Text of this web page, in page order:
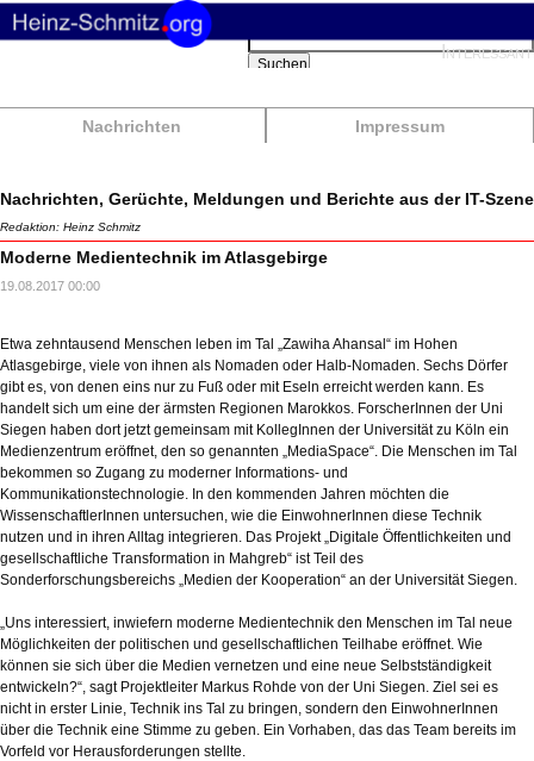
Nachrichten Impressum
Suchbegriffe
Suchen
Nachrichten, Gerüchte, Meldungen und Berichte aus der IT-Szene
Redaktion: Heinz Schmitz
Moderne Medientechnik im Atlasgebirge
19.08.2017 00:00
Etwa zehntausend Menschen leben im Tal „Zawiha Ahansal“ im Hohen
Atlasgebirge, viele von ihnen als Nomaden oder Halb-Nomaden. Sechs Dörfer
gibt es, von denen eins nur zu Fuß oder mit Eseln erreicht werden kann. Es
handelt sich um eine der ärmsten Regionen Marokkos. ForscherInnen der Uni
Siegen haben dort jetzt gemeinsam mit KollegInnen der Universität zu Köln ein
Medienzentrum eröffnet, den so genannten „MediaSpace“. Die Menschen im Tal
bekommen so Zugang zu moderner Informations- und
Kommunikationstechnologie. In den kommenden Jahren möchten die
WissenschaftlerInnen untersuchen, wie die EinwohnerInnen diese Technik
nutzen und in ihren Alltag integrieren. Das Projekt „Digitale Öffentlichkeiten und
gesellschaftliche Transformation in Mahgreb“ ist Teil des
Sonderforschungsbereichs „Medien der Kooperation“ an der Universität Siegen.
„Uns interessiert, inwiefern moderne Medientechnik den Menschen im Tal neue
Möglichkeiten der politischen und gesellschaftlichen Teilhabe eröffnet. Wie
können sie sich über die Medien vernetzen und eine neue Selbstständigkeit
entwickeln?“, sagt Projektleiter Markus Rohde von der Uni Siegen. Ziel sei es
nicht in erster Linie, Technik ins Tal zu bringen, sondern den EinwohnerInnen
über die Technik eine Stimme zu geben. Ein Vorhaben, das das Team bereits im
Vorfeld vor Herausforderungen stellte.